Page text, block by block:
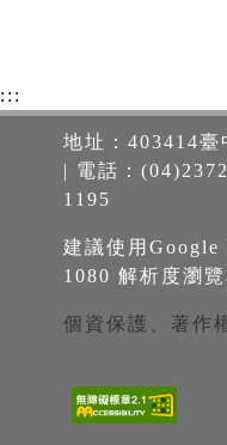
:::
地址：403414臺
| 電話：
1195
建議使用Google
1080 解析度瀏
個資保護、著作